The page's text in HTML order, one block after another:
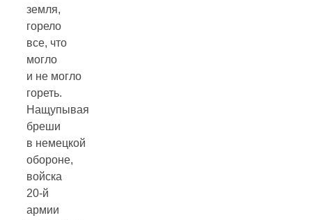
земля,
горело
все, что
могло
и не могло
гореть.
Нащупывая
бреши
в немецкой
обороне,
войска
20-й
армии